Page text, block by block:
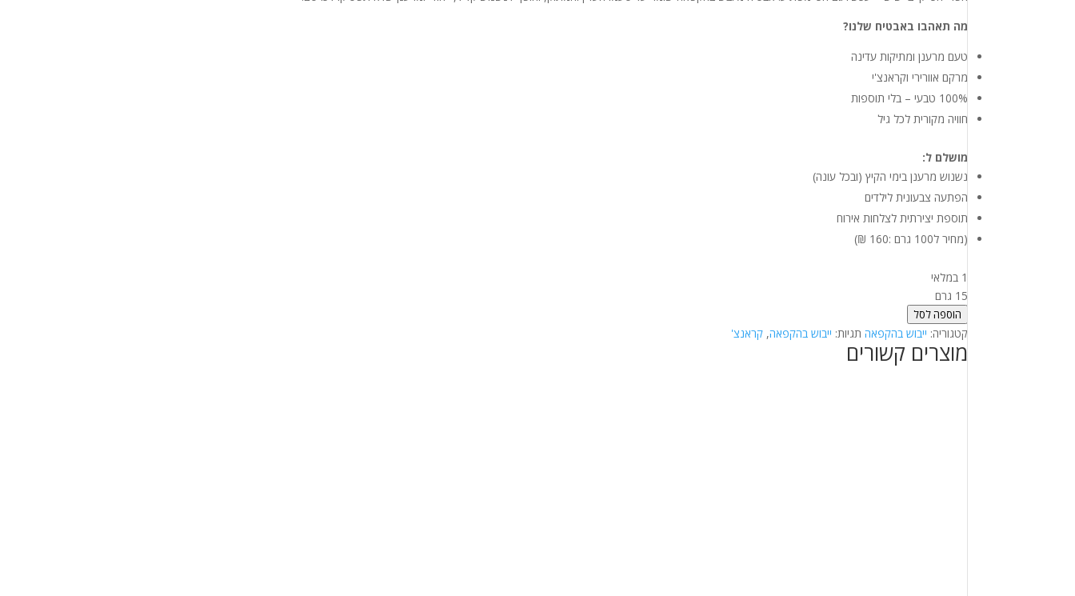
מה תאהבו באבטיח שלנו?
טעם מרענן ומתיקות עדינה
מרקם אוורירי וקראנצ'י
100% טבעי – בלי תוספות
חוויה מקורית לכל גיל
מושלם ל:
נשנוש מרענן בימי הקיץ (ובכל עונה)
הפתעה צבעונית לילדים
תוספת יצירתית לצלחות אירוח
(מחיר ל100 גרם :160 ₪)
1 במלאי
15 גרם
הוספה לסל
קטגוריה: ייבוש בהקפאה תגיות: ייבוש בהקפאה,קראנצ'
מוצרים קשורים